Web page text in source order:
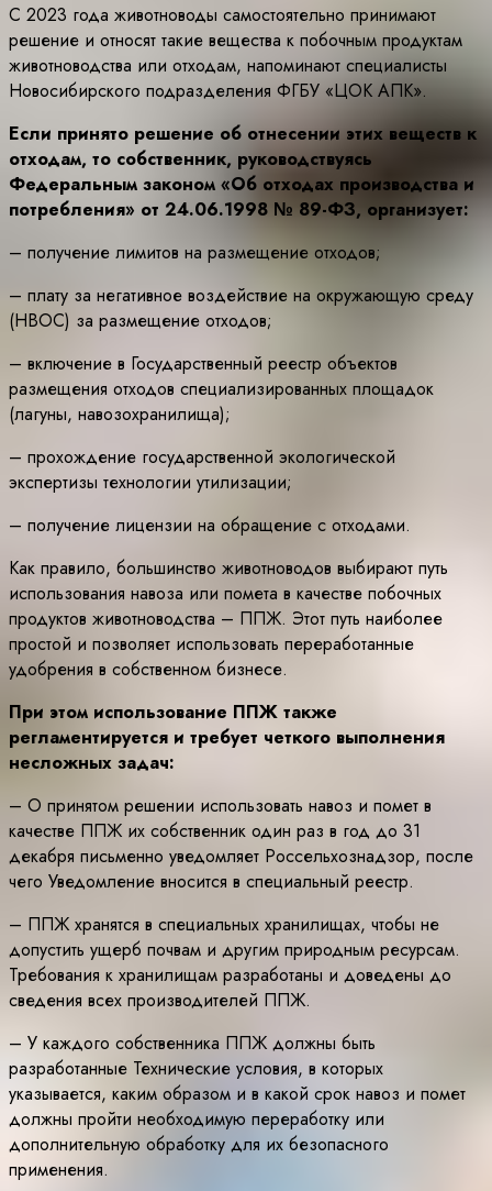
С 2023 года животноводы самостоятельно принимают
решение и относят такие вещества к побочным продуктам
животноводства или отходам, напоминают специалисты
Новосибирского подразделения ФГБУ «ЦОК АПК».
Если принято решение об отнесении этих веществ к
отходам, то собственник, руководствуясь
Федеральным законом «Об отходах производства и
потребления» от 24.06.1998 № 89-ФЗ, организует:
– получение лимитов на размещение отходов;
– плату за негативное воздействие на окружающую среду
(НВОС) за размещение отходов;
– включение в Государственный реестр объектов
размещения отходов специализированных площадок
(лагуны, навозохранилища);
– прохождение государственной экологической
экспертизы технологии утилизации;
– получение лицензии на обращение с отходами.
Как правило, большинство животноводов выбирают путь
использования навоза или помета в качестве побочных
продуктов животноводства – ППЖ. Этот путь наиболее
простой и позволяет использовать переработанные
удобрения в собственном бизнесе.
При этом использование ППЖ также
регламентируется и требует четкого выполнения
несложных задач:
– О принятом решении использовать навоз и помет в
качестве ППЖ их собственник один раз в год до 31
декабря письменно уведомляет Россельхознадзор, после
чего Уведомление вносится в специальный реестр.
– ППЖ хранятся в специальных хранилищах, чтобы не
допустить ущерб почвам и другим природным ресурсам.
Требования к хранилищам разработаны и доведены до
сведения всех производителей ППЖ.
– У каждого собственника ППЖ должны быть
разработанные Технические условия, в которых
указывается, каким образом и в какой срок навоз и помет
должны пройти необходимую переработку или
дополнительную обработку для их безопасного
применения.